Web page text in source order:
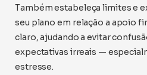
Também estabeleça limites e
seu plano em relação a apoio
claro, ajudando a evitar
expectativas irreais —
estresse.